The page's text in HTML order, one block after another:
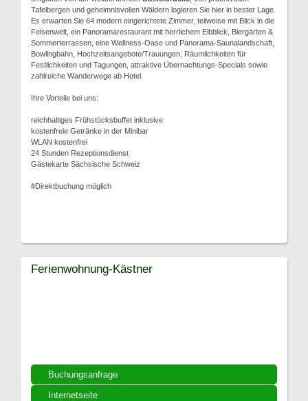
Tafelbergen und geheimnisvollen Wäldern logieren Sie hier in bester Lage.
Es erwarten Sie 64 modern eingerichtete Zimmer, teilweise mit Blick in die
Felsenwelt, ein Panoramarestaurant mit herrlichem Elbblick, Biergärten &
Sommerterrassen, eine Wellness-Oase und Panorama-Saunalandschaft,
Bowlingbahn, Hochzeitsangebote/Trauungen, Räumlichkeiten für
Festlichkeiten und Tagungen, attraktive Übernachtungs-Specials sowie
zahlreiche Wanderwege ab Hotel.
Ihre Vorteile bei uns:
reichhaltiges Frühstücksbuffet inklusive
kostenfreie Getränke in der Minibar
WLAN kostenfrei
24 Stunden Rezeptionsdienst
Gästekarte Sächsische Schweiz
#Direktbuchung möglich
Buchungsanfrage
Internetseite
Ferienwohnung-Kästner